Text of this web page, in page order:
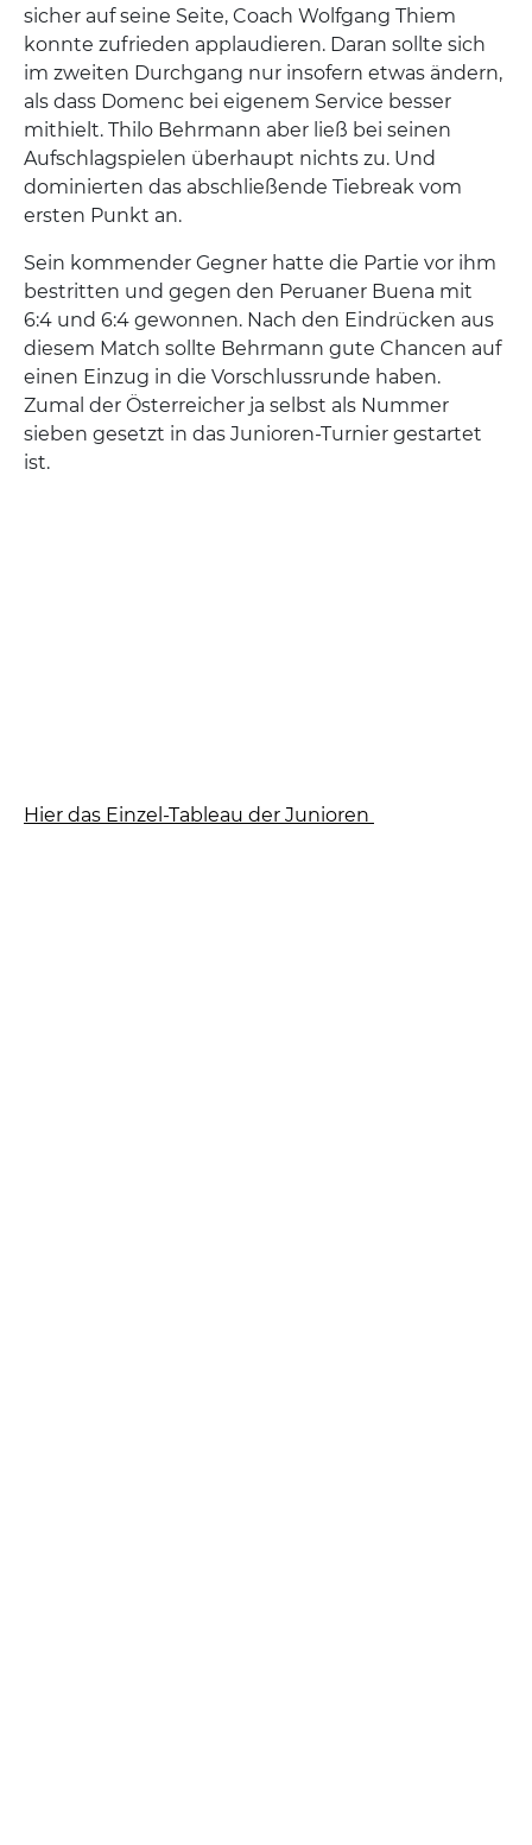
sicher auf seine Seite, Coach Wolfgang Thiem
konnte zufrieden applaudieren. Daran sollte sich
im zweiten Durchgang nur insofern etwas ändern,
als dass Domenc bei eigenem Service besser
mithielt. Thilo Behrmann aber ließ bei seinen
Aufschlagspielen überhaupt nichts zu. Und
dominierten das abschließende Tiebreak vom
ersten Punkt an.
Sein kommender Gegner hatte die Partie vor ihm
bestritten und gegen den Peruaner Buena mit
6:4 und 6:4 gewonnen. Nach den Eindrücken aus
diesem Match sollte Behrmann gute Chancen auf
einen Einzug in die Vorschlussrunde haben.
Zumal der Österreicher ja selbst als Nummer
sieben gesetzt in das Junioren-Turnier gestartet
ist.
Hier das Einzel-Tableau der Junioren